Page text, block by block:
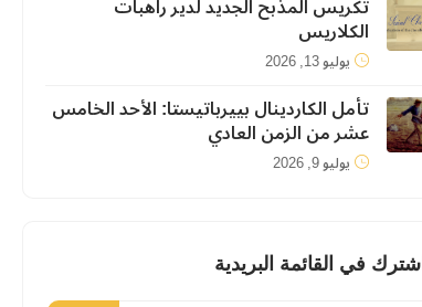
تكريس المذبح الجديد لدير راهبات
الكلاريس
يوليو 13, 2026
تأمل الكاردينال بييرباتيستا: الأحد الخامس
عشر من الزمن العادي
يوليو 9, 2026
اشترك في القائمة البريدية